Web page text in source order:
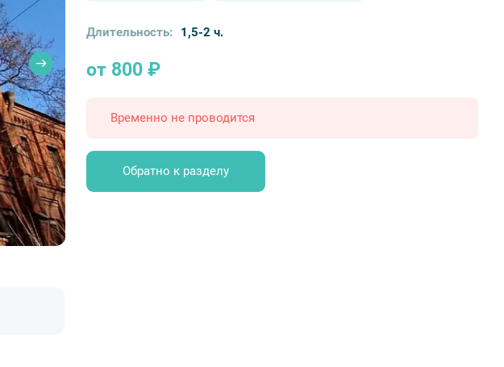
от 800 ₽
Длительность: 1,5-2 ч.
Временно не проводится
Обратно к разделу